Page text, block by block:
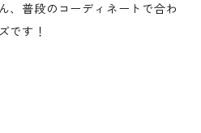
、普段のコーディネートで合わ
です！